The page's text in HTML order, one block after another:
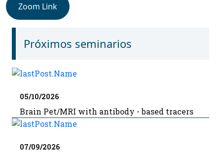
Zoom Link
Próximos seminarios
05/10/2026
Brain Pet/MRI with antibody - based tracers
07/09/2026